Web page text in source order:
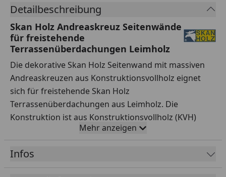
Detailbeschreibung
Skan Holz Andreaskreuz Seitenwände
für freistehende
Terrassenüberdachungen Leimholz
Die dekorative Skan Holz Seitenwand mit massiven
Andreaskreuzen aus Konstruktionsvollholz eignet
sich für freistehende Skan Holz
Terrassenüberdachungen aus Leimholz. Die
Konstruktion ist aus Konstruktionsvollholz (KVH)
gefertigt. Als KVH bezeichnet man technisch
getrocknetes, endlos verleimtes, massives
Fichtenholz. Die einzelnen Holzteile werden
getrocknet, nach Fehlern gescannt, sortiert und
Mehr anzeigen
Infos